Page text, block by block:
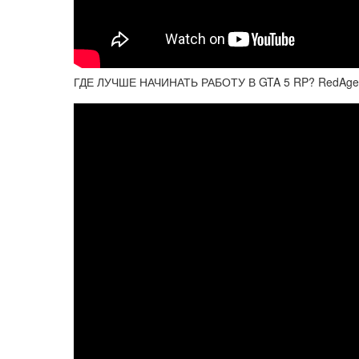
ГДЕ ЛУЧШЕ НАЧИНАТЬ РАБОТУ В GTA 5 RP? RedAge